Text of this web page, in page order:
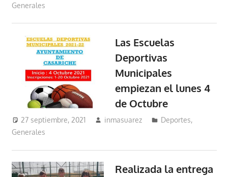
Generales
Las Escuelas
Deportivas
Municipales
empiezan el lunes 4
de Octubre
27 septiembre, 2021 inmasuarez Deportes,
Generales
Realizada la entrega